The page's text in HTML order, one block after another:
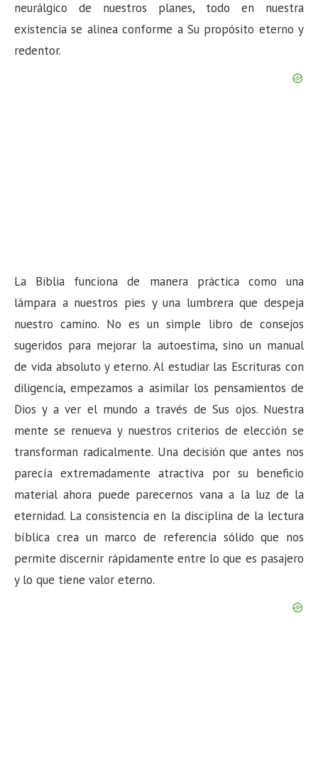
neurálgico de nuestros planes, todo en nuestra
existencia se alinea conforme a Su propósito eterno y
redentor.
La Biblia funciona de manera práctica como una
lámpara a nuestros pies y una lumbrera que despeja
nuestro camino. No es un simple libro de consejos
sugeridos para mejorar la autoestima, sino un manual
de vida absoluto y eterno. Al estudiar las Escrituras con
diligencia, empezamos a asimilar los pensamientos de
Dios y a ver el mundo a través de Sus ojos. Nuestra
mente se renueva y nuestros criterios de elección se
transforman radicalmente. Una decisión que antes nos
parecía extremadamente atractiva por su beneficio
material ahora puede parecernos vana a la luz de la
eternidad. La consistencia en la disciplina de la lectura
bíblica crea un marco de referencia sólido que nos
permite discernir rápidamente entre lo que es pasajero
y lo que tiene valor eterno.